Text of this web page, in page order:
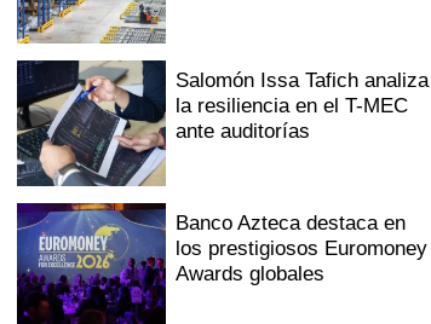
Salomón Issa Tafich analiza
la resiliencia en el T-MEC
ante auditorías
Banco Azteca destaca en
los prestigiosos Euromoney
Awards globales